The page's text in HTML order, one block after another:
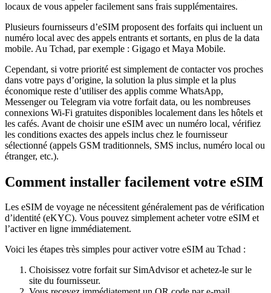
locaux de vous appeler facilement sans frais supplémentaires.
Plusieurs fournisseurs d’eSIM proposent des forfaits qui incluent un
numéro local avec des appels entrants et sortants, en plus de la data
mobile. Au Tchad, par exemple : Gigago et Maya Mobile.
Cependant, si votre priorité est simplement de contacter vos proches
dans votre pays d’origine, la solution la plus simple et la plus
économique reste d’utiliser des applis comme WhatsApp,
Messenger ou Telegram via votre forfait data, ou les nombreuses
connexions Wi‑Fi gratuites disponibles localement dans les hôtels et
les cafés. Avant de choisir une eSIM avec un numéro local, vérifiez
les conditions exactes des appels inclus chez le fournisseur
sélectionné (appels GSM traditionnels, SMS inclus, numéro local ou
étranger, etc.).
Comment installer facilement votre eSIM
Les eSIM de voyage ne nécessitent généralement pas de vérification
d’identité (eKYC). Vous pouvez simplement acheter votre eSIM et
l’activer en ligne immédiatement.
Voici les étapes très simples pour activer votre eSIM au Tchad :
Choisissez votre forfait sur SimAdvisor et achetez-le sur le
site du fournisseur.